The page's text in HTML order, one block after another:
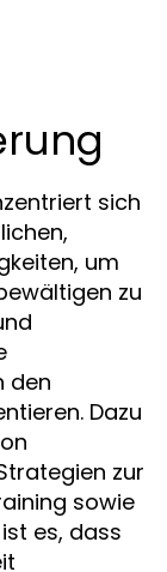
sich
um
zu
den
Dazu
zur
sowie
es, dass